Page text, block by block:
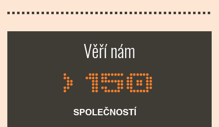
Věří nám
> 150
SPOLEČNOSTÍ